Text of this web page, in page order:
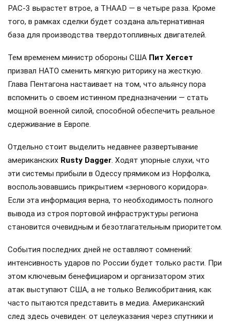
PAC-3 вырастет втрое, а THAAD — в четыре раза. Кроме
того, в рамках сделки будет создана альтернативная
база для производства твердотопливных двигателей.
Тем временем министр обороны США Пит Хегсет
призвал НАТО сменить мягкую риторику на жесткую.
Глава Пентагона настаивает на том, что альянсу пора
вспомнить о своем истинном предназначении — стать
мощной военной силой, способной обеспечить реальное
сдерживание в Европе.
Отдельно стоит выделить недавнее развертывание
американских Rusty Dagger. Ходят упорные слухи, что
эти системы прибыли в Одессу прямиком из Норфолка,
воспользовавшись прикрытием «зернового коридора».
Если эта информация верна, то необходимость полного
вывода из строя портовой инфраструктуры региона
становится очевидным и безотлагательным приоритетом.
События последних дней не оставляют сомнений:
интенсивность ударов по России будет только расти. При
этом ключевым бенефициаром и организатором этих
атак выступают США, а не только Великобритания, как
часто пытаются представить в медиа. Американский
след здесь очевиден: от целеуказания через спутники и